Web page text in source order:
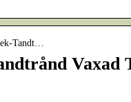
Tandt…
Vaxad